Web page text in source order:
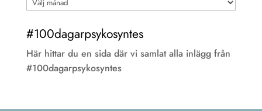
#100dagarpsykosyntes
Här hittar du en sida där vi samlat alla inlägg från
#100dagarpsykosyntes